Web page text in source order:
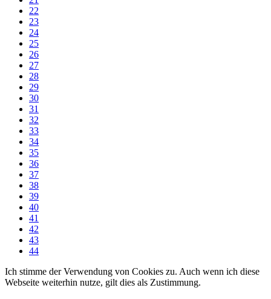
22
23
24
25
26
27
28
29
30
31
32
33
34
35
36
37
38
39
40
41
42
43
44
Ich stimme der Verwendung von Cookies zu. Auch wenn ich diese
Webseite weiterhin nutze, gilt dies als Zustimmung.